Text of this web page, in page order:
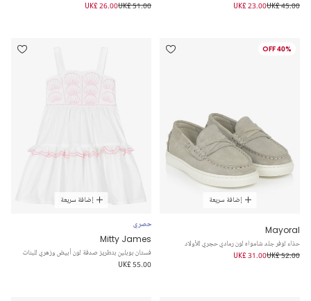
UK£ 45.00
UK£ 23.00
UK£ 51.00
UK£ 26.00
40% OFF
إضافة سريعة
Mayoral
حذاء لوفر جلد شامواه لون رمادي حجري للأولاد
UK£ 52.00
UK£ 31.00
إضافة سريعة
حصري
Mitty James
فستان بوبلين بتطريز صدفة لون أبيض وزهري للبنات
UK£ 55.00